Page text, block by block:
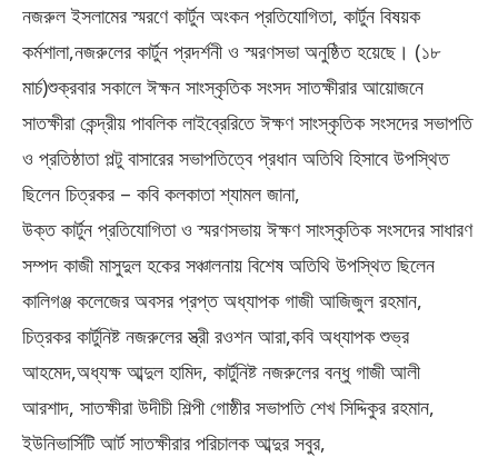
নজরুল ইসলামের স্মরণে কার্টুন অংকন প্রতিযোগিতা, কার্টুন বিষয়ক
কর্মশালা,নজরুলের কার্টুন প্রদর্শনী ও স্মরণসভা অনুষ্ঠিত হয়েছে। (১৮
মার্চ)শুক্রবার সকালে ঈক্ষন সাংস্কৃতিক সংসদ সাতক্ষীরার আয়োজনে
সাতক্ষীরা কেন্দ্রীয় পাবলিক লাইব্রেরিতে ঈক্ষণ সাংস্কৃতিক সংসদের সভাপতি
ও প্রতিষ্ঠাতা পল্টু বাসারের সভাপতিত্বে প্রধান অতিথি হিসাবে উপস্থিত
ছিলেন চিত্রকর – কবি কলকাতা শ্যামল জানা,
উক্ত কার্টুন প্রতিযোগিতা ও স্মরণসভায় ঈক্ষণ সাংস্কৃতিক সংসদের সাধারণ
সম্পদ কাজী মাসুদুল হকের সঞ্চালনায় বিশেষ অতিথি উপস্থিত ছিলেন
কালিগঞ্জ কলেজের অবসর প্রপ্ত অধ্যাপক গাজী আজিজুল রহমান,
চিত্রকর কার্টুনিষ্ট নজরুলের স্ত্রী রওশন আরা,কবি অধ্যাপক শুভ্র
আহমেদ,অধ্যক্ষ আব্দুল হামিদ, কার্টুনিষ্ট নজরুলের বন্ধু গাজী আলী
আরশাদ, সাতক্ষীরা উদীচী শিল্পী গোষ্ঠীর সভাপতি শেখ সিদ্দিকুর রহমান,
ইউনিভার্সিটি আর্ট সাতক্ষীরার পরিচালক আব্দুর সবুর,